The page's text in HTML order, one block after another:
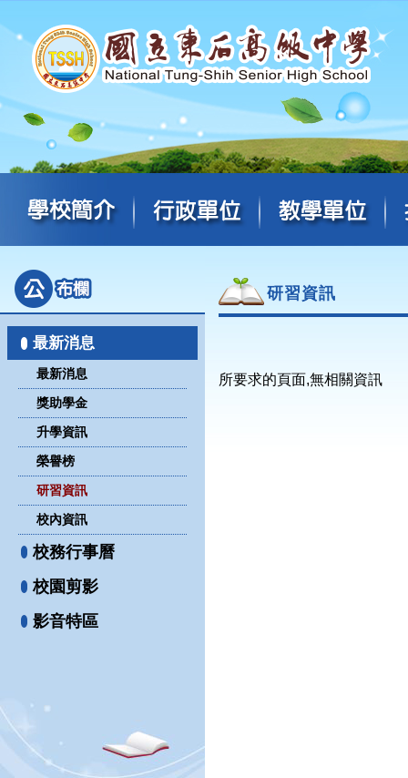
最新消息
最新消息
獎助學金
升學資訊
榮譽榜
研習資訊
校內資訊
校務行事曆
校園剪影
影音特區
研習資訊
所要求的頁面,無相關資訊